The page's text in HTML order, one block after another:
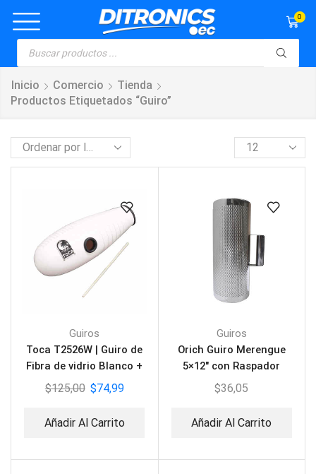
0
Inicio Comercio
Tienda
Productos Etiquetados “guiro”
Guiros
Toca T2526W | Guiro de
Fibra de vidrio Blanco +
Raspador
$125,00 $74,99
Añadir Al Carrito
Guiros
Orich Guiro Merengue
5×12″ con Raspador
DRWS-16
$36,05
Añadir Al Carrito